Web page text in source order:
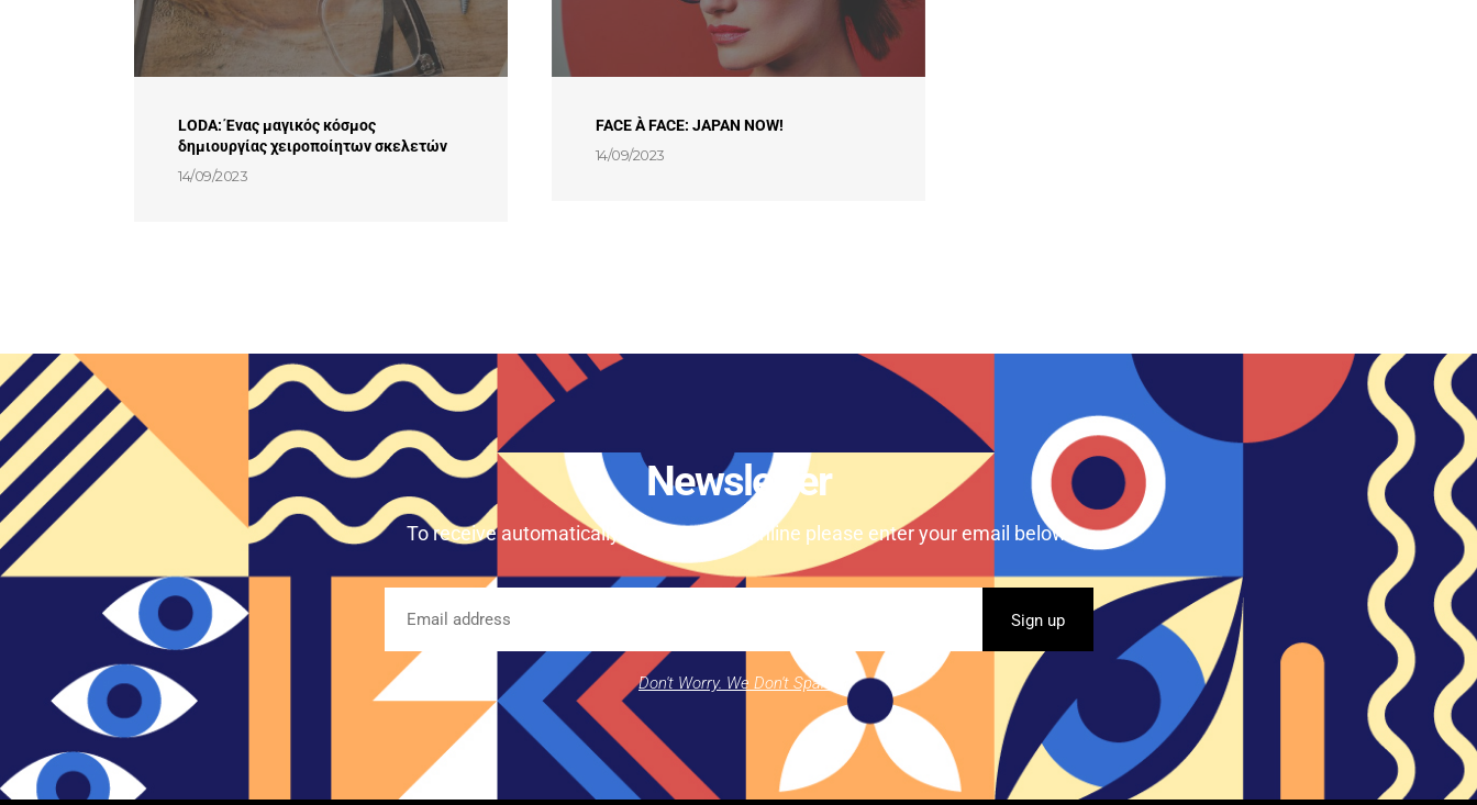
LODA: Ένας μαγικός κόσμος
δημιουργίας χειροποίητων σκελετών
14/09/2023
FACE À FACE: JAPAN NOW!
14/09/2023
Newsletter
To receive automatically our magazine online please enter your email below.
Don't Worry. We Don't Spam.